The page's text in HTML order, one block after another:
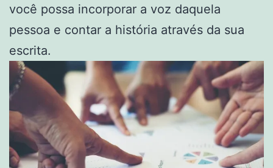
você possa incorporar a voz daquela
pessoa e contar a história através da sua
escrita.